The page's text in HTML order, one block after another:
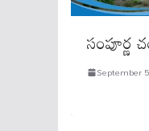
సంపూర్ణ
September